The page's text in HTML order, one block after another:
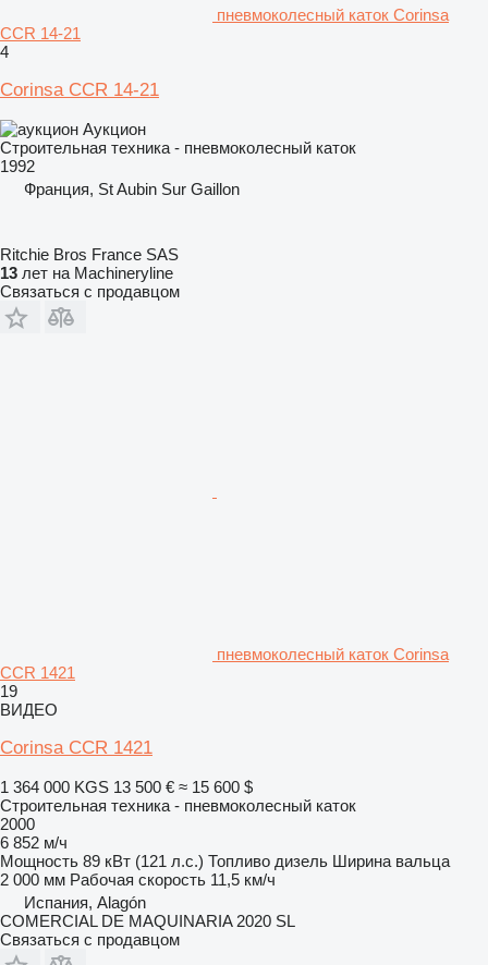
пневмоколесный каток Corinsa
CCR 14-21
4
Corinsa CCR 14-21
Аукцион
Строительная техника - пневмоколесный каток
1992
Франция, St Aubin Sur Gaillon
Ritchie Bros France SAS
13 лет на Machineryline
Связаться с продавцом
пневмоколесный каток Corinsa
CCR 1421
19
ВИДЕО
Corinsa CCR 1421
1 364 000 KGS 13 500 € ≈ 15 600 $
Строительная техника - пневмоколесный каток
2000
6 852 м/ч
Мощность 89 кВт (121 л.с.) Топливо дизель Ширина вальца
2 000 мм Рабочая скорость 11,5 км/ч
Испания, Alagón
COMERCIAL DE MAQUINARIA 2020 SL
Связаться с продавцом